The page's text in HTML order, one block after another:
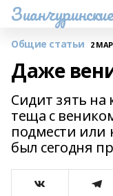
Общие статьи 2
Даже
Сидит зять на
теща с
подмести или
был сегодня